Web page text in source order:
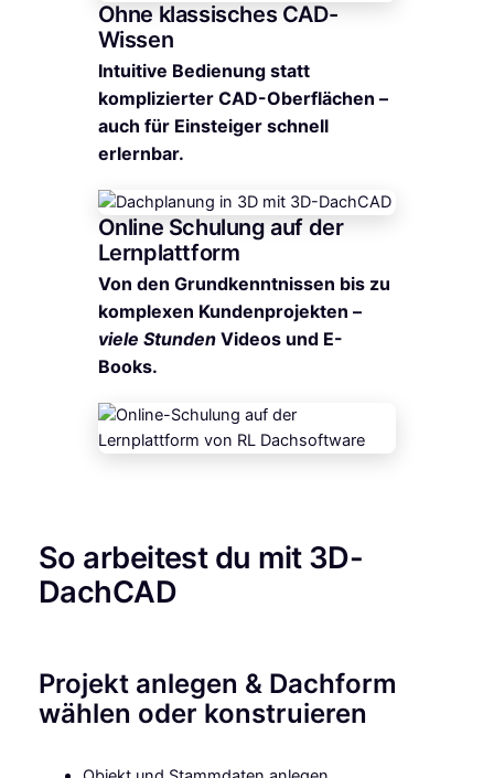
Ohne klassisches CAD-
Wissen
Intuitive Bedienung statt
komplizierter CAD-Oberflächen –
auch für Einsteiger schnell
erlernbar.
Online Schulung auf der
Lernplattform
Von den Grundkenntnissen bis zu
komplexen Kundenprojekten –
viele StundenVideos und E-
Books.
So arbeitest du mit 3D-
DachCAD
Projekt anlegen & Dachform
wählen oder konstruieren